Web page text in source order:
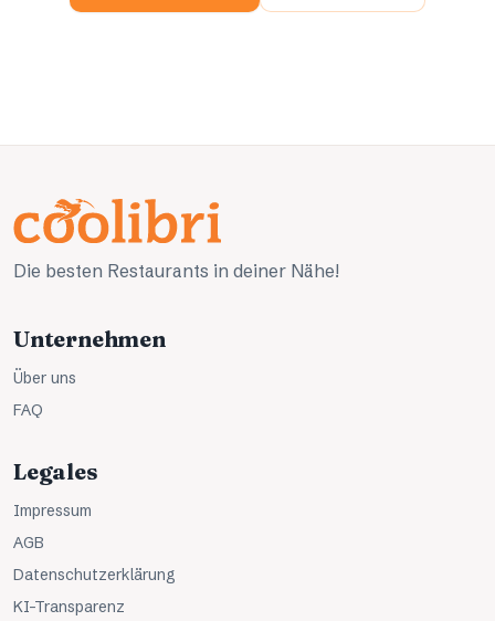
Die besten Restaurants in deiner Nähe!
Unternehmen
Über uns
FAQ
Legales
Impressum
AGB
Datenschutzerklärung
KI-Transparenz